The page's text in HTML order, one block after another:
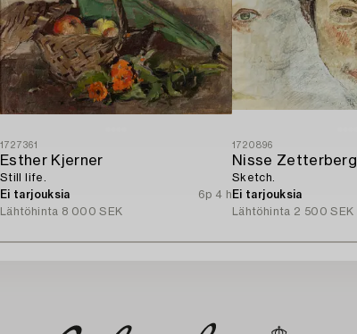
1727361
Esther Kjerner
Still life.
Ei tarjouksia
6p 4 h
Lähtöhinta 8 000 SEK
1720896
Nisse Zetterberg
Sketch.
Ei tarjouksia
Lähtöhinta 2 500 SEK